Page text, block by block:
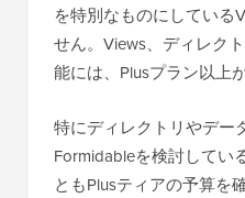
を特別なものにしている
せん。Views、ディレク
能には、Plusプラン以上
特にディレクトリやデー
Formidableを検討してい
ともPlusティアの予算を